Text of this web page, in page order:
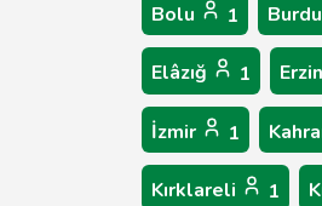
Bolu 1
Elâzığ 1
İzmir 1
Kırklareli 1